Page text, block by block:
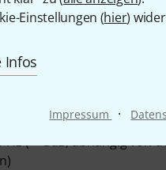
Einstellungen (hier)
Infos
Impressum ·
box pro A121 PowerSet
Hz (+- 3dB, abhängig von